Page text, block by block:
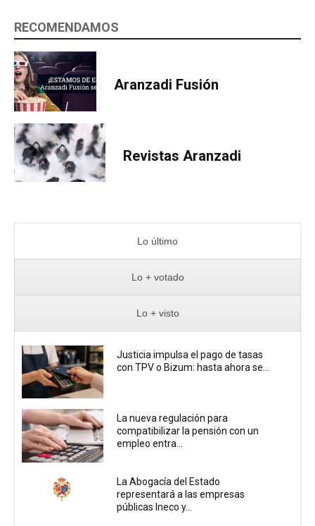
RECOMENDAMOS
Aranzadi Fusión
Revistas Aranzadi
Lo último
Lo + votado
Lo + visto
Justicia impulsa el pago de tasas
con TPV o Bizum: hasta ahora se...
La nueva regulación para
compatibilizar la pensión con un
empleo entra...
La Abogacía del Estado
representará a las empresas
públicas Ineco y...